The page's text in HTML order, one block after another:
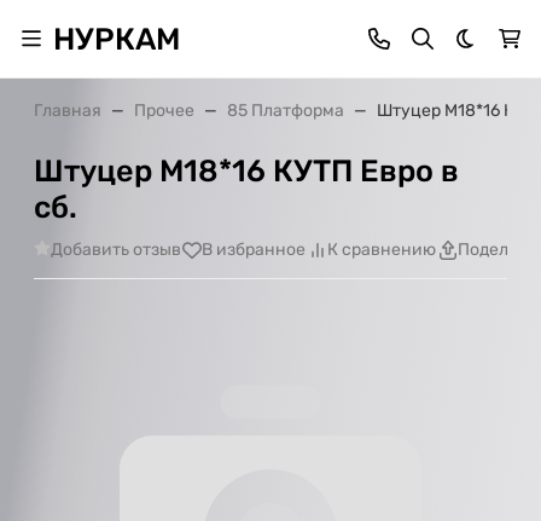
НУРКАМ Темная
Главная Прочее 85 Платформа Штуцер М18*16
Штуцер М18*16 КУТП Евро в
сб.
Добавить отзыв В избранное К сравнению